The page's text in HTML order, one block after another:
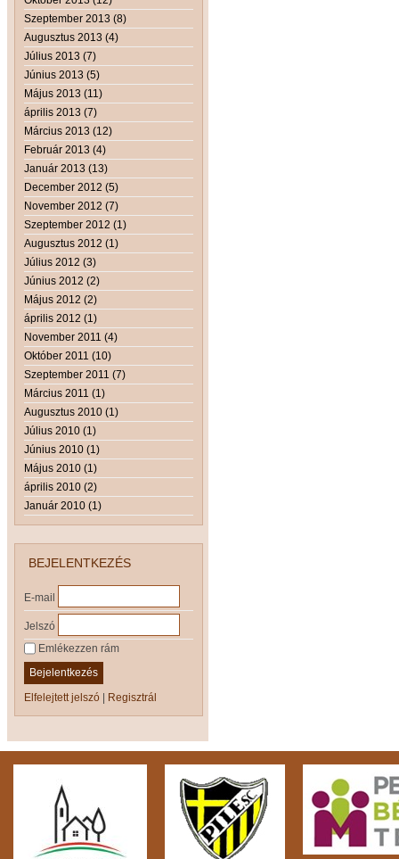
Szeptember 2013 (8)
Augusztus 2013 (4)
Július 2013 (7)
Június 2013 (5)
Május 2013 (11)
április 2013 (7)
Március 2013 (12)
Február 2013 (4)
Január 2013 (13)
December 2012 (5)
November 2012 (7)
Szeptember 2012 (1)
Augusztus 2012 (1)
Július 2012 (3)
Június 2012 (2)
Május 2012 (2)
április 2012 (1)
November 2011 (4)
Október 2011 (10)
Szeptember 2011 (7)
Március 2011 (1)
Augusztus 2010 (1)
Július 2010 (1)
Június 2010 (1)
Május 2010 (1)
április 2010 (2)
Január 2010 (1)
BEJELENTKEZÉS
E-mail
Jelszó
Emlékezzen rám
Bejelentkezés
Elfelejtett jelszó | Regisztrál